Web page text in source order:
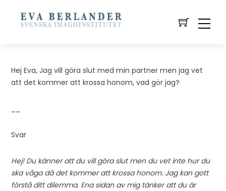
Hej Eva, Jag vill göra slut med min partner men jag vet
att det kommer att krossa honom, vad gör jag?
Svar
Hej! Du känner att du vill göra slut men du vet inte hur du
ska våga då det kommer att krossa honom. Jag kan gott
förstå ditt dilemma. Ena sidan av mig tänker att du är